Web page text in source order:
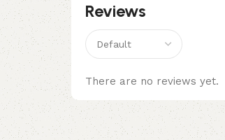
Reviews
There are no reviews yet.